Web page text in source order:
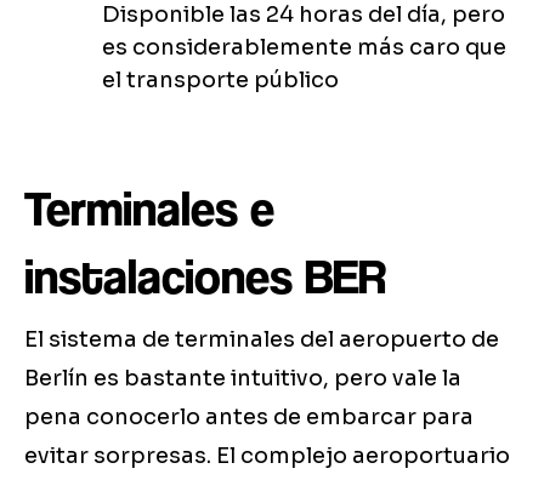
Disponible las 24 horas del día, pero
es considerablemente más caro que
el transporte público
Terminales e
instalaciones BER
El sistema de terminales del aeropuerto de
Berlín es bastante intuitivo, pero vale la
pena conocerlo antes de embarcar para
evitar sorpresas. El complejo aeroportuario